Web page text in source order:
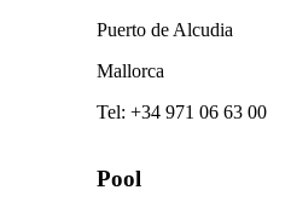
Puerto de Alcudia
Mallorca
Tel: +34 971 06 63 00
Pool